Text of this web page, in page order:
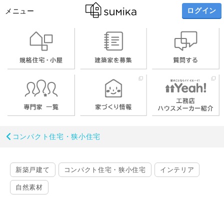
メニュー ログイン
コンパクト住宅・狭小住宅
新築戸建て コンパクト住宅・狭小住宅 インテリア
自然素材